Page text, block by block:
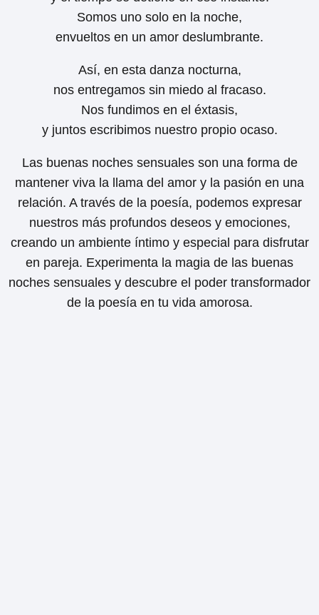
Somos uno solo en la noche,
envueltos en un amor deslumbrante.
Así, en esta danza nocturna,
nos entregamos sin miedo al fracaso.
Nos fundimos en el éxtasis,
y juntos escribimos nuestro propio ocaso.
Las buenas noches sensuales son una forma de
mantener viva la llama del amor y la pasión en una
relación. A través de la poesía, podemos expresar
nuestros más profundos deseos y emociones,
creando un ambiente íntimo y especial para disfrutar
en pareja. Experimenta la magia de las buenas
noches sensuales y descubre el poder transformador
de la poesía en tu vida amorosa.